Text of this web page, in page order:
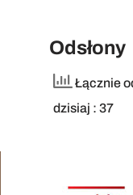
Odsłony
Łącznie
dzisiaj : 37